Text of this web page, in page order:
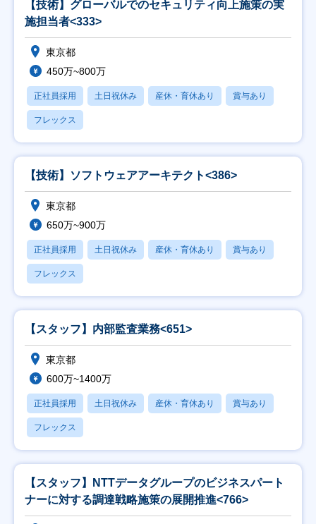
【技術】グローバルでのセキュリティ向上施策の実
施担当者<333>
東京都
450万~800万
正社員採用 土日祝休み 産休・育休あり 賞与あり
フレックス
【技術】ソフトウェアアーキテクト<386>
東京都
650万~900万
正社員採用 土日祝休み 産休・育休あり 賞与あり
フレックス
【スタッフ】内部監査業務<651>
東京都
600万~1400万
正社員採用 土日祝休み 産休・育休あり 賞与あり
フレックス
【スタッフ】NTTデータグループのビジネスパート
ナーに対する調達戦略施策の展開推進<766>